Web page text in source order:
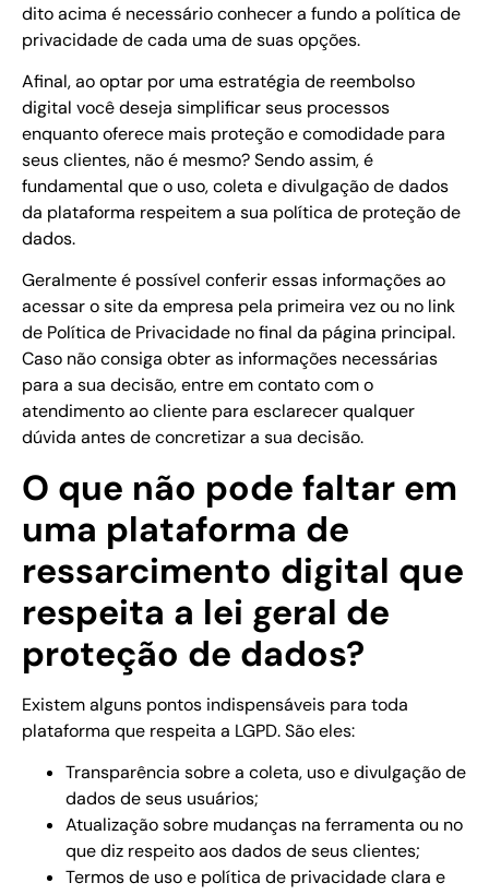
dito acima é necessário conhecer a fundo a política de
privacidade de cada uma de suas opções.
Afinal, ao optar por uma estratégia de reembolso
digital você deseja simplificar seus processos
enquanto oferece mais proteção e comodidade para
seus clientes, não é mesmo? Sendo assim, é
fundamental que o uso, coleta e divulgação de dados
da plataforma respeitem a sua política de proteção de
dados.
Geralmente é possível conferir essas informações ao
acessar o site da empresa pela primeira vez ou no link
de Política de Privacidade no final da página principal.
Caso não consiga obter as informações necessárias
para a sua decisão, entre em contato com o
atendimento ao cliente para esclarecer qualquer
dúvida antes de concretizar a sua decisão.
O que não pode faltar em
uma plataforma de
ressarcimento digital que
respeita a lei geral de
proteção de dados?
Existem alguns pontos indispensáveis para toda
plataforma que respeita a LGPD. São eles:
Transparência sobre a coleta, uso e divulgação de
dados de seus usuários;
Atualização sobre mudanças na ferramenta ou no
que diz respeito aos dados de seus clientes;
Termos de uso e política de privacidade clara e